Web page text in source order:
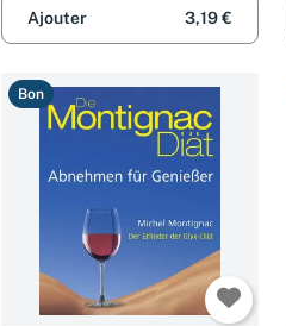
Ajouter 3,19 €
Bon